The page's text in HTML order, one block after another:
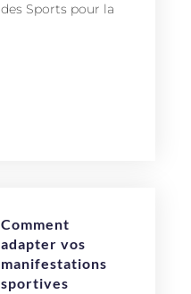
des Sports pour la
Comment
adapter vos
manifestations
sportives